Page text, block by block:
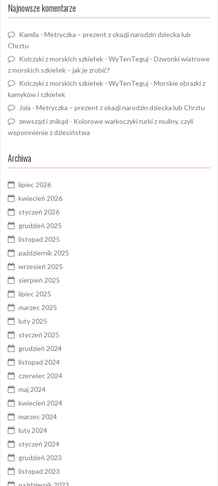
Najnowsze komentarze
Kamila - Metryczka – prezent z okazji narodzin dziecka lub
Chrztu
Kolczyki z morskich szkiełek - WyTenTeguj - Dzwonki wiatrowe
z morskich szkiełek – jak je zrobić?
Kolczyki z morskich szkiełek - WyTenTeguj - Morskie obrazki z
kamyków i szkiełek
Jola - Metryczka – prezent z okazji narodzin dziecka lub Chrztu
zewsząd i znikąd - Kolorowe warkoczyki rurki z muliny, czyli
wspomnienie z dzieciństwa
Archiwa
lipiec 2026
kwiecień 2026
styczeń 2026
grudzień 2025
listopad 2025
październik 2025
wrzesień 2025
sierpień 2025
lipiec 2025
marzec 2025
luty 2025
styczeń 2025
grudzień 2024
listopad 2024
czerwiec 2024
maj 2024
kwiecień 2024
marzec 2024
luty 2024
styczeń 2024
grudzień 2023
listopad 2023